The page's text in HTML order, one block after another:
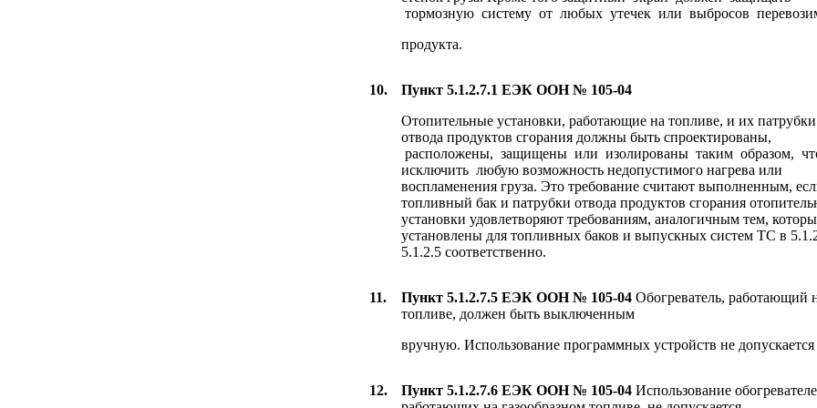
тормозную систему от любых утечек или выбросов
продукта.
10. Пункт 5.1.2.7.1 ЕЭК ООН № 105-04
Отопительные установки, работающие на топливе, и их патрубки
отвода продуктов сгорания должны быть спроектированы,
расположены, защищены или изолированы таким образом,
исключить любую возможность недопустимого нагрева или
воспламенения груза. Это требование считают выполненным,
топливный бак и патрубки отвода продуктов сгорания
установки удовлетворяют требованиям, аналогичным тем,
установлены для топливных баков и выпускных систем ТС в
5.1.2.5 соответственно.
11. Пункт 5.1.2.7.5 ЕЭК ООН № 105-04 Обогреватель, работающий
топливе, должен быть выключенным
вручную. Использование программных устройств не допускается
12. Пункт 5.1.2.7.6 ЕЭК ООН № 105-04 Использование